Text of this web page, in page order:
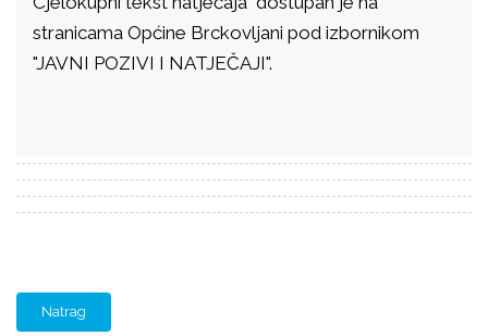
stranicama Općine Brckovljani pod izbornikom
"JAVNI POZIVI I NATJEČAJI".
Natrag